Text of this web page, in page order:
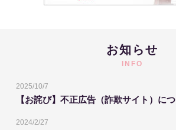
お知らせ
INFO
2025/10/7
【お詫び】不正広告（詐欺サイト）に
2024/2/27